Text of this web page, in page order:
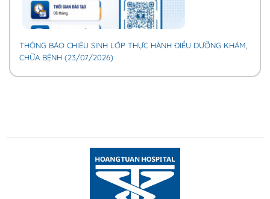
THÔNG BÁO CHIÊU SINH LỚP THỰC HÀNH ĐIỀU DƯỠNG KHÁM,
CHỮA BỆNH (23/07/2026)